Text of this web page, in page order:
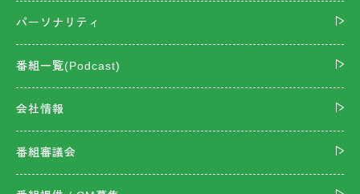
パーソナリティ
番組一覧(Podcast)
会社情報
番組審議会